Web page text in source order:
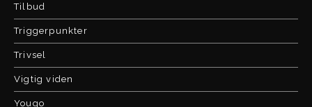
Tilbud
Triggerpunkter
Trivsel
Vigtig viden
Yougo